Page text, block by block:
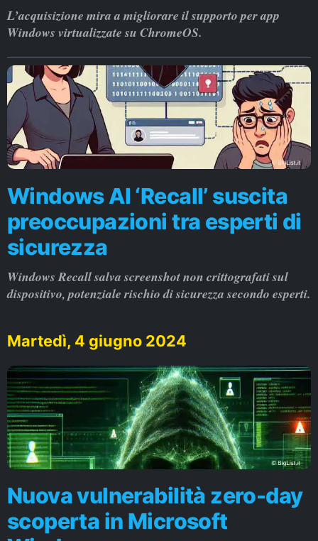
L’acquisizione mira a migliorare il supporto per app
Windows virtualizzate su ChromeOS.
Windows AI ‘Recall’ suscita
preoccupazioni tra esperti di
sicurezza
Windows Recall salva screenshot non crittografati sul
dispositivo, potenziale rischio di sicurezza secondo esperti.
Martedì, 4 giugno 2024
Nuova vulnerabilità zero-day
scoperta in Microsoft